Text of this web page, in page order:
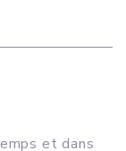
et dans